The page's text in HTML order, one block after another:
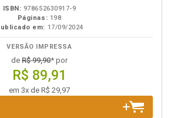
ISBN: 978652630917-9
Páginas: 198
em: 17/09/2024
VERSÃO IMPRESSA
de R$ 99,90* por
R$ 89,91
em 3x de R$ 29,97